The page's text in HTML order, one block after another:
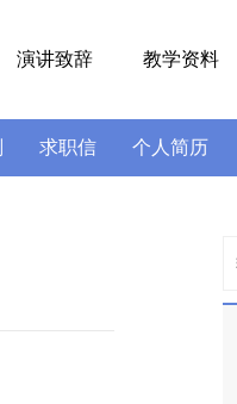
演讲致辞 教学资料
求职信 个人简历